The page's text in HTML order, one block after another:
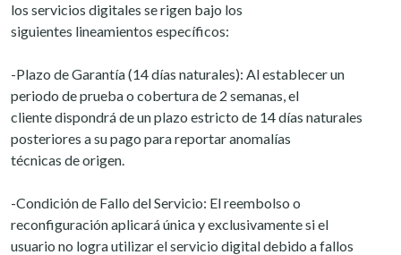
los servicios digitales se rigen bajo los
siguientes lineamientos específicos:
-Plazo de Garantía (14 días naturales): Al establecer un
periodo de prueba o cobertura de 2 semanas, el
cliente dispondrá de un plazo estricto de 14 días naturales
posteriores a su pago para reportar anomalías
técnicas de origen.
-Condición de Fallo del Servicio: El reembolso o
reconfiguración aplicará única y exclusivamente si el
usuario no logra utilizar el servicio digital debido a fallos